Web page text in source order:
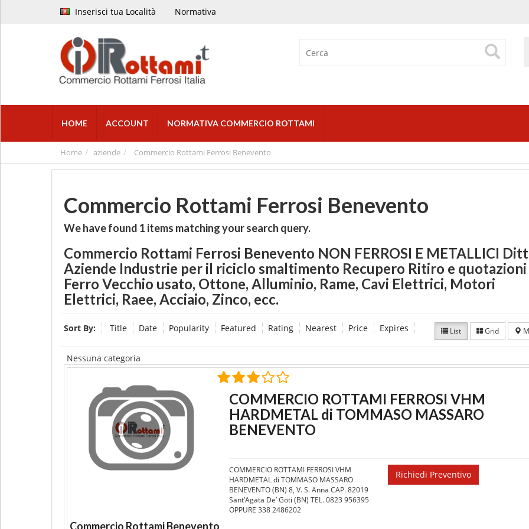
Inserisci tua Località Normativa
HOME ACCOUNT NORMATIVA COMMERCIO ROTTAMI
Home aziende Commercio Rottami Ferrosi Benevento
Commercio Rottami Ferrosi Benevento
We have found 1 items matching your search query.
Commercio Rottami Ferrosi Benevento NON FERROSI E METALLICI
Aziende Industrie per il riciclo smaltimento Recupero Ritiro e quotazioni
Ferro Vecchio usato, Ottone, Alluminio, Rame, Cavi Elettrici, Motori
Elettrici, Raee, Acciaio, Zinco, ecc.
Sort By: Title Date Popularity Featured Rating Nearest Price Expires List Grid
Nessuna categoria
COMMERCIO ROTTAMI FERROSI VHM
HARDMETAL di TOMMASO MASSARO
BENEVENTO
COMMERCIO ROTTAMI FERROSI VHM
HARDMETAL di TOMMASO MASSARO
BENEVENTO (BN) 8, V. S. Anna CAP. 82019
Sant’Agata De’ Goti (BN) TEL. 0823 956395
OPPURE 338 2486202
Richiedi Preventivo
Commercio Rottami Benevento